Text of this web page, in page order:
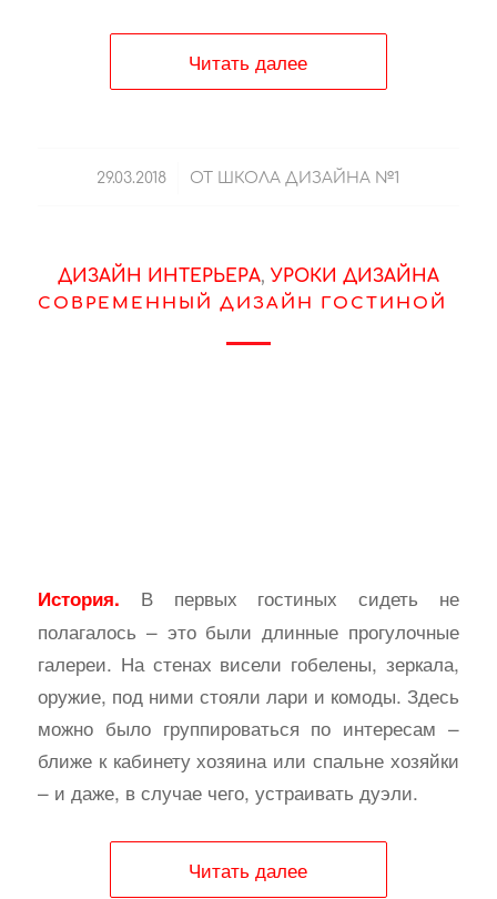
Читать далее
29.03.2018
/ ОТ ШКОЛА ДИЗАЙНА №1
ДИЗАЙН ИНТЕРЬЕРА, УРОКИ ДИЗАЙНА
СОВРЕМЕННЫЙ ДИЗАЙН ГОСТИНОЙ
История. В первых гостиных сидеть не
полагалось – это были длинные прогулочные
галереи. На стенах висели гобелены, зеркала,
оружие, под ними стояли лари и комоды. Здесь
можно было группироваться по интересам –
ближе к кабинету хозяина или спальне хозяйки
– и даже, в случае чего, устраивать дуэли.
Читать далее